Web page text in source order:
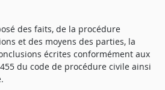
des faits, de la procédure
et des moyens des parties, la
écrites conformément aux
du code de procédure civile ainsi